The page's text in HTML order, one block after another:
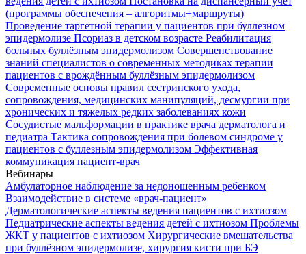
(программы обеспечения – алгоритмы+маршруты)
Проведение таргетной терапии у пациентов при буллезном
эпидермолизе Псориаз в детском возрасте Реабилитация
больных буллёзным эпидермолизом Совершенствование
знаний специалистов о современных методиках терапии
пациентов с врождённым буллёзным эпидермолизом
Современные основы правил сестринского ухода,
сопровождения, медицинских манипуляций, десмургии при
хронических и тяжелых редких заболеваниях кожи
Сосудистые мальформации в практике врача дерматолога и
педиатра Тактика сопровождения при болевом синдроме у
пациентов с буллезным эпидермолизом Эффективная
коммуникация пациент-врач
Вебинары
Амбулаторное наблюдение за недоношенным ребенком
Взаимодействие в системе «врач-пациент»
Дерматологические аспекты ведения пациентов с ихтиозом
Педиатрические аспекты ведения детей с ихтиозом Проблемы
ЖКТ у пациентов с ихтиозом Хирургические вмешательства
при буллёзном эпидермолизе, хирургия кисти при БЭ